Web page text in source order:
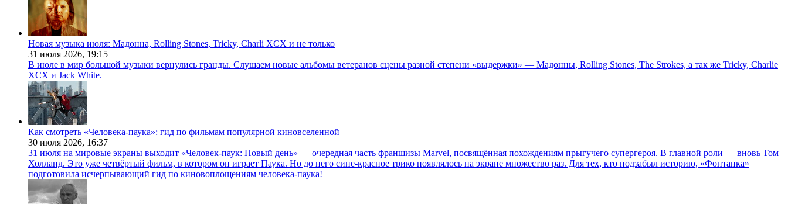
Новая музыка июля: Мадонна, Rolling Stones, Tricky, Charli XCX и не только
31 июля 2026, 19:15
В июле в мир большой музыки вернулись гранды. Слушаем новые альбомы ветеранов сцены разной степени «выдержки» — Мадонны, Rolling Stones, The Strokes, а так же Tricky, Charlie
XCX и Jack White.
Как смотреть «Человека-паука»: гид по фильмам популярной киновселенной
30 июля 2026, 16:37
31 июля на мировые экраны выходит «Человек-паук: Новый день» — очередная часть франшизы Marvel, посвящённая похождениям прыгучего супергероя. В главной роли — вновь Том
Холланд. Это уже четвёртый фильм, в котором он играет Паука. Но до него сине-красное трико появлялось на экране множество раз. Для тех, кто подзабыл историю, «Фонтанка»
подготовила исчерпывающий гид по киновоплощениям человека-паука!